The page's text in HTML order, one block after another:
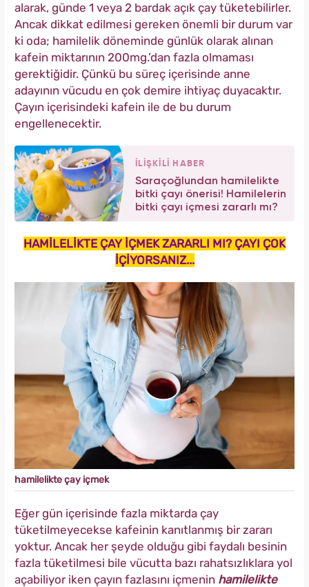
alarak, günde 1 veya 2 bardak açık çay tüketebilirler.
Ancak dikkat edilmesi gereken önemli bir durum var
ki oda; hamilelik döneminde günlük olarak alınan
kafein miktarının 200mg.’dan fazla olmaması
gerektiğidir. Çünkü bu süreç içerisinde anne
adayının vücudu en çok demire ihtiyaç duyacaktır.
Çayın içerisindeki kafein ile de bu durum
engellenecektir.
İLİŞKİLİ HABER
Saraçoğlundan hamilelikte
bitki çayı önerisi! Hamilelerin
bitki çayı içmesi zararlı mı?
HAMİLELİKTE ÇAY İÇMEK ZARARLI MI? ÇAYI ÇOK
İÇİYORSANIZ...
hamilelikte çay içmek
Eğer gün içerisinde fazla miktarda çay
tüketilmeyecekse kafeinin kanıtlanmış bir zararı
yoktur. Ancak her şeyde olduğu gibi faydalı besinin
fazla tüketilmesi bile vücutta bazı rahatsızlıklara yol
açabiliyor iken çayın fazlasını içmenin hamilelikte